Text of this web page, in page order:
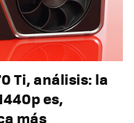
Ti, análisis: la
es,
más